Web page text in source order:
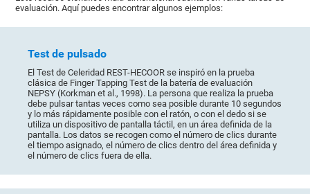
evaluación. Aquí puedes encontrar algunos ejemplos:
Test de pulsado
El Test de Celeridad REST-HECOOR se inspiró en la prueba
clásica de Finger Tapping Test de la batería de evaluación
NEPSY (Korkman et al., 1998). La persona que realiza la prueba
debe pulsar tantas veces como sea posible durante 10 segundos
y lo más rápidamente posible con el ratón, o con el dedo si se
utiliza un dispositivo de pantalla táctil, en un área definida de la
pantalla. Los datos se recogen como el número de clics durante
el tiempo asignado, el número de clics dentro del área definida y
el número de clics fuera de ella.